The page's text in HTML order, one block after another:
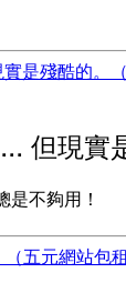
但現實
不夠用！